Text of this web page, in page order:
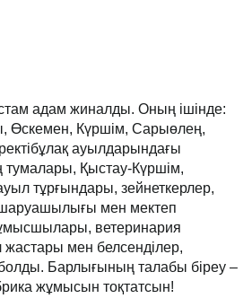
адам жиналды. Оның ішінде:
Өскемен, Күршім, Сарыөлең,
ауылдарындағы
Қыстау-Күршім,
тұрғындары, зейнеткерлер,
шаруашылығы мен мектеп
ветеринария
жастары мен белсенділер,
Барлығының талабы біреу –
жұмысын тоқтатсын!